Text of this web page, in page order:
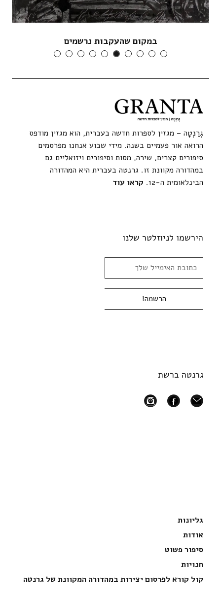
במקום שהעקבות נרשמים
גְרַנְטָה – מגזין לספרות חדשה בעברית, הוא מגזין מודפס
הרואה אור פעמיים בשנה. מידי שבוע אנחנו מפרסמים
סיפורים קצרים, שירה, מסות וסיפורים ויזואליים גם
במהדורה מקוונת זו. גרנטה בעברית היא המהדורה
הבינלאומית ה-12.
קראו עוד
הירשמו לניוזלטר שלנו
גרנטה ברשת
mail
facebook
instagram
גליונות
אודות
סיפור פשוט
חנויות
קול קורא לפרסום יצירות במהדורה המקוונת של גרנטה